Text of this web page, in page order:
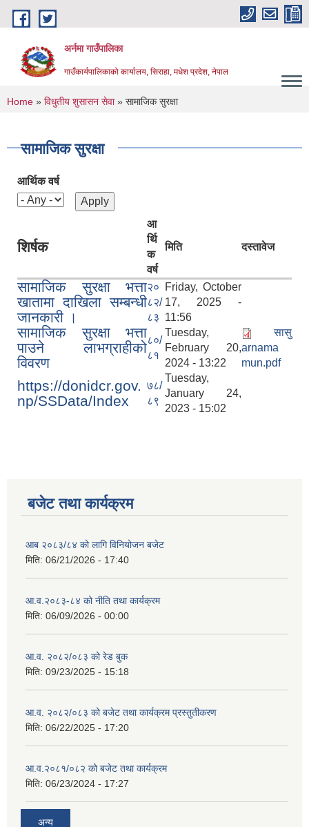
Skip to main content
अर्नमा गाउँपालिका
गाउँकार्यपालिकाको कार्यालय, सिराहा, मधेश प्रदेश, नेपाल
You are here
Home » विधुतीय शुसासन सेवा» सामाजिक सुरक्षा
सामाजिक सुरक्षा
आर्थिक वर्ष
शिर्षक
आ
र्थि
क
वर्ष
मिति दस्तावेज
सामाजिक सुरक्षा भत्ता
खातामा दाखिला सम्बन्धी
जानकारी ।
२०
८२/
८३
Friday, October
17, 2025 -
11:56
सामाजिक सुरक्षा भत्ता
पाउने लाभग्राहीको
विवरण
८०/
८१
Tuesday,
February 20,
2024 - 13:22
सासु
arnama
mun.pdf
https://donidcr.gov.
np/SSData/Index
७८/
८९
Tuesday,
January 24,
2023 - 15:02
बजेट तथा कार्यक्रम
आब २०८३/८४ को लागि विनियोजन बजेट
मिति: 06/21/2026 - 17:40
आ.व.२०८३-८४ को नीति तथा कार्यक्रम
मिति: 06/09/2026 - 00:00
आ.व. २०८२/०८३ को रेड बुक
मिति: 09/23/2025 - 15:18
आ.व. २०८२/०८३ को बजेट तथा कार्यक्रम प्रस्तुतीकरण
मिति: 06/22/2025 - 17:20
आ.व.२०८१/०८२ को बजेट तथा कार्यक्रम
मिति: 06/23/2024 - 17:27
अन्य